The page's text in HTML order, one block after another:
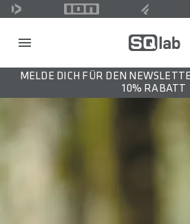
MELDE DICH FÜR DEN
10% RABATT